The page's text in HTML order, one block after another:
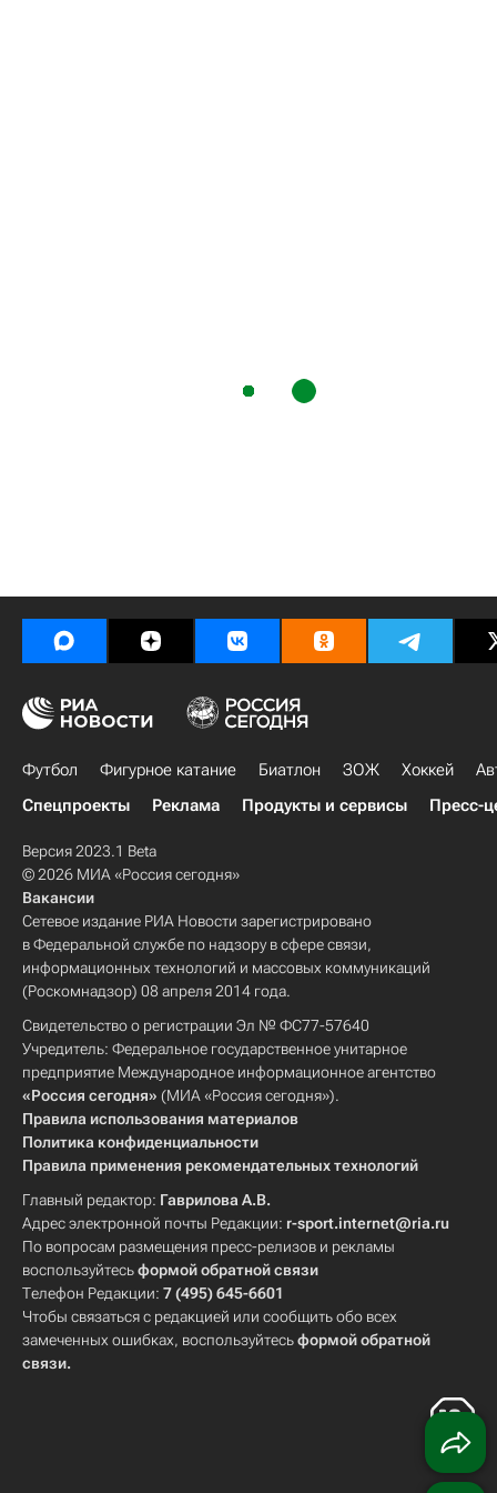
Футбол Фигурное катание Биатлон ЗОЖ Хоккей
Спецпроекты
Реклама Продукты и сервисы Пресс-
Версия 2023.1 Beta
© 2026 МИА «Россия сегодня»
Вакансии
Сетевое издание РИА Новости зарегистрировано
в Федеральной службе по надзору в сфере связи,
информационных технологий и массовых коммуникаций
(Роскомнадзор) 08 апреля 2014 года.
Свидетельство о регистрации Эл № ФС77-57640
Учредитель: Федеральное государственное унитарное
предприятие Международное информационное агентство
«Россия сегодня» (МИА «Россия сегодня»).
Правила использования материалов
Политика конфиденциальности
Правила применения рекомендательных технологий
Главный редактор: Гаврилова А.В.
Адрес электронной почты Редакции: r-sport.internet@ria.ru
По вопросам размещения пресс-релизов и рекламы
воспользуйтесьформой обратной связи
Телефон Редакции: 7 (495) 645-6601
Чтобы связаться с редакцией или сообщить обо всех
замеченных ошибках, воспользуйтесьформой обратной
связи.